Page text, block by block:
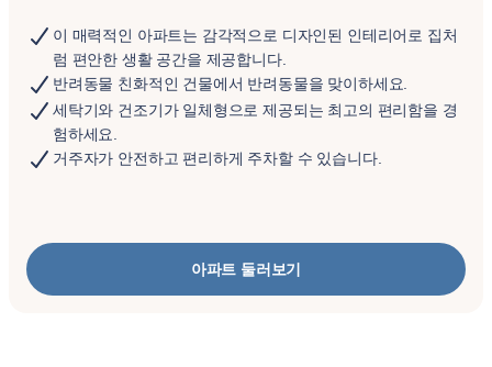
이 매력적인 아파트는 감각적으로 디자인된 인테리어로 집처
럼 편안한 생활 공간을 제공합니다.
반려동물 친화적인 건물에서 반려동물을 맞이하세요.
세탁기와 건조기가 일체형으로 제공되는 최고의 편리함을 경
험하세요.
거주자가 안전하고 편리하게 주차할 수 있습니다.
아파트 둘러보기